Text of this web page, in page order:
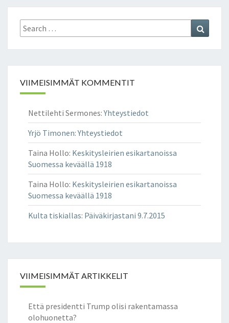
T
I
E
K
Ä
Ä
A
H
T
S
A
R
E
Search
for:
VIIMEISIMMÄT KOMMENTIT
Nettilehti Sermones:Yhteystiedot
Yrjö Timonen:Yhteystiedot
Taina Hollo: Keskitysleirien esikartanoissa
Suomessa keväällä 1918
Taina Hollo: Keskitysleirien esikartanoissa
Suomessa keväällä 1918
Kulta tiskiallas: Päiväkirjastani 9.7.2015
VIIMEISIMMÄT ARTIKKELIT
Että presidentti Trump olisi rakentamassa
olohuonetta?